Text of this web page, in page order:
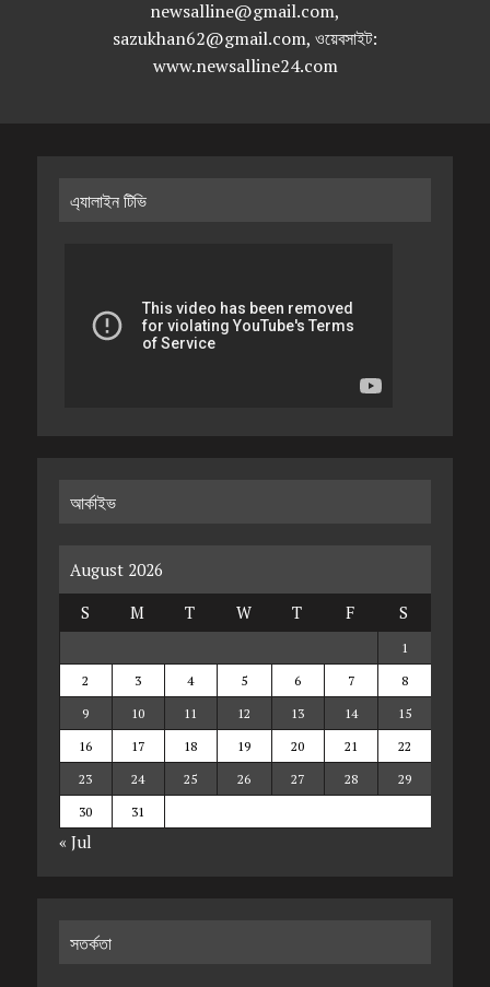
newsalline@gmail.com,
sazukhan62@gmail.com, ওয়েবসাইট:
www.newsalline24.com
এ্যালাইন টিভি
আর্কাইভ
August 2026
S
M T W T F S
1
2
3 4 5 6 7
8
9
10 11 12 13 14
15
16
17 18 19 20 21
22
23
24 25 26 27 28
29
30
31
« Jul
সতর্কতা